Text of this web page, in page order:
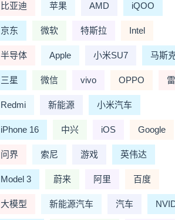
比亚迪 苹果 AMD iQOO
京东 微软 特斯拉 Intel
半导体 Apple 小米SU7 马斯
三星 微信 vivo OPPO
Redmi 新能源 小米汽车
iPhone 16 中兴 iOS Google
问界 索尼 游戏 英伟达
Model 3 蔚来 阿里 百度
大模型 新能源汽车 汽车